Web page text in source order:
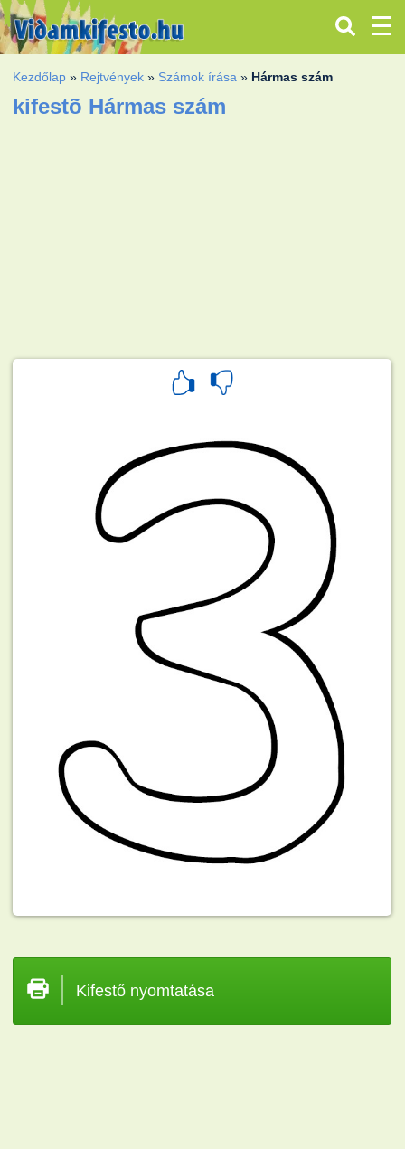
Kezdőlap » Rejtvények » Számok írása » Hármas szám
kifestõ Hármas szám
Kifestő nyomtatása